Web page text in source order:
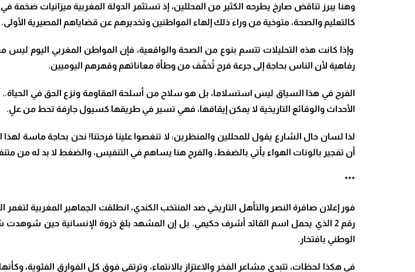
وهنا يبرز تناقض صارخ يطرحه الكثير من المحللين، إذ تستثمر الدولة المغربية ميزانيات ضخمة
كالتعليم والصحة، متوخية من وراء ذلك إلهاء المواطنين وتخديرهم عن قضاياهم المصيرية الأولى.
وإذا كانت هذه التحليلات تتسم بنوع من الصحة والواقعية، فإن المواطن المغربي اليوم
رفاهية لأن الناس بحاجة إلى جرعة فرح تُخفّف من وطأة معاناتهم وقهرهم اليوميين.
الفرح في هذا السياق ليس استسلاما، بل هو سلاح من أسلحة المقاومة ونزع الحق في الحياة..
الأحداث والوقائع التاريخية لا يمكن إيقافها، فهي تسير في طريقها كسيول جارفة تحط من علٍ.
لذا لسان حال الشارع يقول للمحللين والمنظرين: لا تنغصوا علينا فرحتنا! نحن بحاجة ماسة
أن تفجير بالونات الهواء يأتي بالضغط، والفرح هنا يساهم في التنفيس، والضغط لا بد له من
***
فور إعلان صافرة النصر والتأهل التاريخي ضد المنتخب الكندي، انطلقت الجماهير المغربية
رقم 2 الذي يحمل اسم القائد أشرف حكيمي. بل إن المشهد بلغ ذروة الإنسانية حين شوهدت
الوطني بافتخار.
في هكذا لحظات، تتبدى مشاعر الفخر والاعتزاز بالانتماء، وترتقي فوق كل الفوارق الفئوية،